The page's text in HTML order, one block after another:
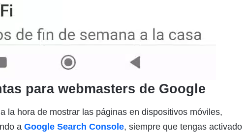
para webmasters de Google
la hora de mostrar las páginas en dispositivos móviles,
a Google Search Console, siempre que tengas activado